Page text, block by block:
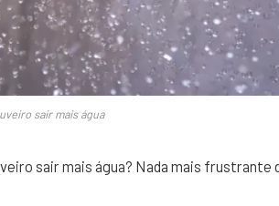
sair mais água
sair mais água? Nada mais frustrante